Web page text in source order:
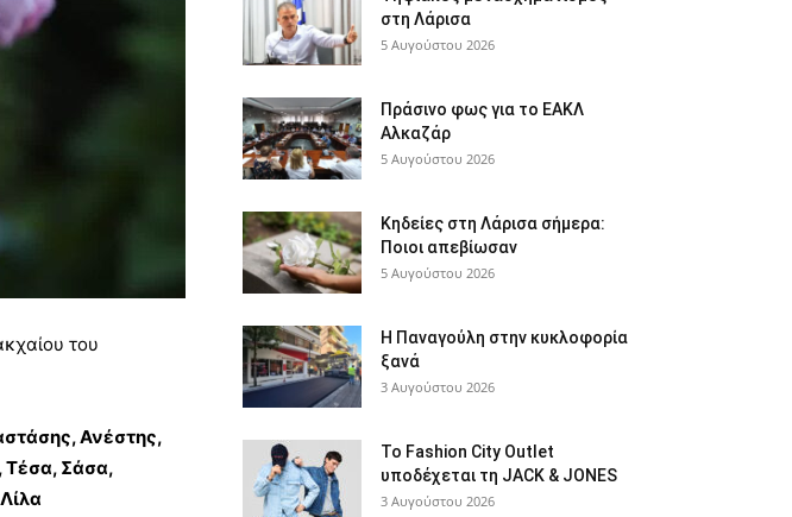
του
Ανέστης,
Τέσα, Σάσα,
στη Λάρισα
5 Αυγούστου 2026
Πράσινο φως για το ΕΑΚΛ
Αλκαζάρ
5 Αυγούστου 2026
Κηδείες στη Λάρισα σήμερα:
Ποιοι απεβίωσαν
5 Αυγούστου 2026
Η Παναγούλη στην κυκλοφορία
ξανά
3 Αυγούστου 2026
Το Fashion City Outlet
υποδέχεται τη JACK & JONES
3 Αυγούστου 2026